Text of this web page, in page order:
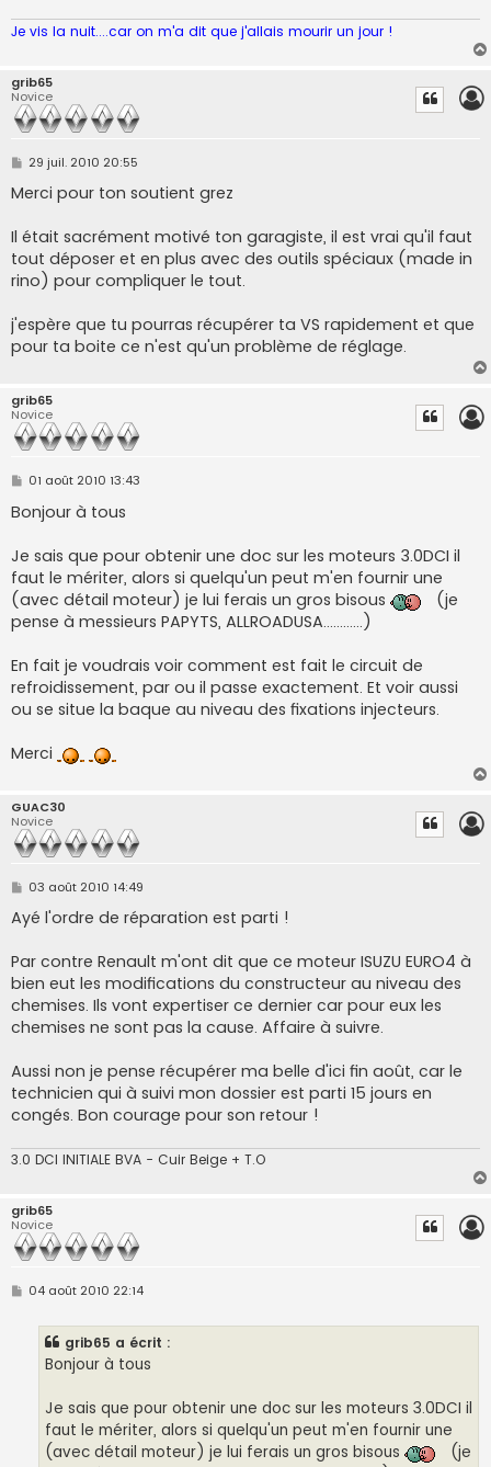
Je vis la nuit....car on m'a dit que j'allais mourir un jour !
grib65
Novice
M
s
s
g
e
29 juil. 2010 20:55
Merci pour ton soutient grez
Il était sacrément motivé ton garagiste, il est vrai qu'il faut
tout déposer et en plus avec des outils spéciaux (made in
rino) pour compliquer le tout.
j'espère que tu pourras récupérer ta VS rapidement et que
pour ta boite ce n'est qu'un problème de réglage.
grib65
Novice
M
s
s
g
e
01 août 2010 13:43
Bonjour à tous
Je sais que pour obtenir une doc sur les moteurs 3.0DCI il
faut le mériter, alors si quelqu'un peut m'en fournir une
(avec détail moteur) je lui ferais un gros bisous
(je
pense à messieurs PAPYTS, ALLROADUSA............)
En fait je voudrais voir comment est fait le circuit de
refroidissement, par ou il passe exactement. Et voir aussi
ou se situe la baque au niveau des fixations injecteurs.
Merci
GUAC30
Novice
M
s
s
g
e
03 août 2010 14:49
Ayé l'ordre de réparation est parti !
Par contre Renault m'ont dit que ce moteur ISUZU EURO4 à
bien eut les modifications du constructeur au niveau des
chemises. Ils vont expertiser ce dernier car pour eux les
chemises ne sont pas la cause. Affaire à suivre.
Aussi non je pense récupérer ma belle d'ici fin août, car le
technicien qui à suivi mon dossier est parti 15 jours en
congés. Bon courage pour son retour !
3.0 DCI INITIALE BVA - Cuir Beige + T.O
grib65
Novice
M
04 août 2010 22:14
grib65 a écrit :
Bonjour à tous
Je sais que pour obtenir une doc sur les moteurs 3.0DCI il
faut le mériter, alors si quelqu'un peut m'en fournir une
(avec détail moteur) je lui ferais un gros bisous
(je